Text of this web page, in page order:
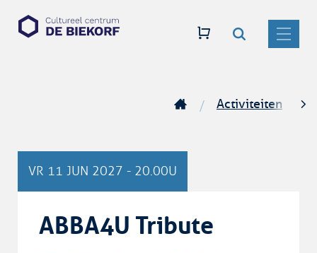
CC
MENU
Activiteiten
VR 11 JUN 2027 - 20.00U
ABBA4U Tribute